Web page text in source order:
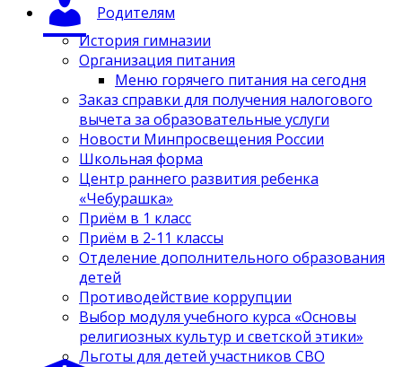
Родителям
История гимназии
Организация питания
Меню горячего питания на сегодня
Заказ справки для получения налогового
вычета за образовательные услуги
Новости Минпросвещения России
Школьная форма
Центр раннего развития ребенка
«Чебурашка»
Приём в 1 класс
Приём в 2-11 классы
Отделение дополнительного образования
детей
Противодействие коррупции
Выбор модуля учебного курса «Основы
религиозных культур и светской этики»
Льготы для детей участников СВО